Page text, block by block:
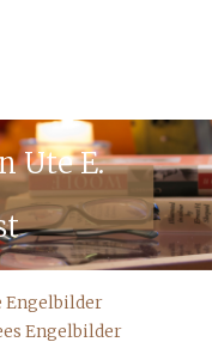
Ute E.
Engelbilder
Engelbilder